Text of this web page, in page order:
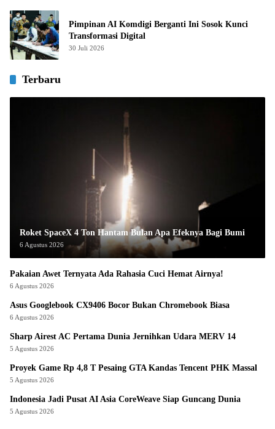
Pimpinan AI Komdigi Berganti Ini Sosok Kunci
Transformasi Digital
30 Juli 2026
Terbaru
Roket SpaceX 4 Ton Hantam Bulan Apa Efeknya Bagi Bumi
6 Agustus 2026
Pakaian Awet Ternyata Ada Rahasia Cuci Hemat Airnya!
6 Agustus 2026
Asus Googlebook CX9406 Bocor Bukan Chromebook Biasa
6 Agustus 2026
Sharp Airest AC Pertama Dunia Jernihkan Udara MERV 14
5 Agustus 2026
Proyek Game Rp 4,8 T Pesaing GTA Kandas Tencent PHK Massal
5 Agustus 2026
Indonesia Jadi Pusat AI Asia CoreWeave Siap Guncang Dunia
5 Agustus 2026